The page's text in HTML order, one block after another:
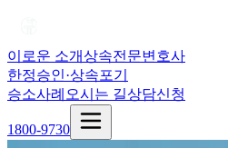
이로운 소개상속전문변호사
한정승인·상속포기
승소사례 오시는 길상담신청
1800-9730